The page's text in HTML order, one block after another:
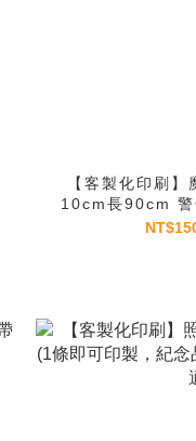
【客製化印刷
10cm長90cm 警